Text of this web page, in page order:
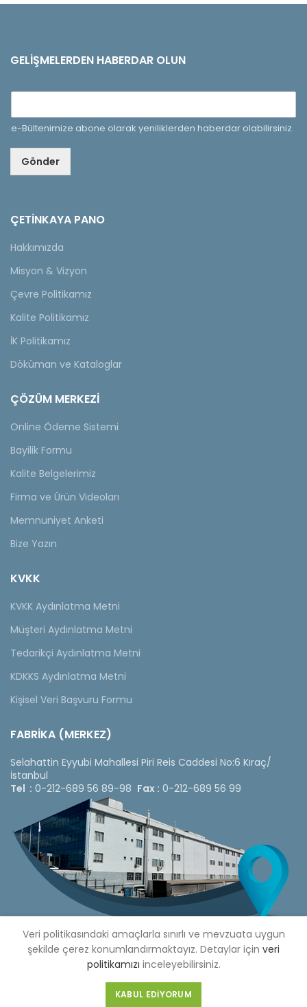
GELIŞMELERDEN HABERDAR OLUN
e-Bültenimize abone olarak yeniliklerden haberdar olabilirsiniz.
Gönder
ÇETINKAYA PANO
Hakkımızda
Misyon & Vizyon
Çevre Politikamız
Kalite Politikamız
İK Politikamız
Döküman ve Kataloglar
ÇÖZÜM MERKEZİ
Online Ödeme Sistemi
Bayilik Formu
Kalite Belgelerimiz
Firma ve Ürün Videoları
Memnuniyet Anketi
Bize Yazın
KVKK
KVKK Aydınlatma Metni
Müşteri Aydınlatma Metni
Tedarikçi Aydınlatma Metni
KDKKS Aydınlatma Metni
Kişisel Veri Başvuru Formu
FABRİKA (MERKEZ)
Selahattin Eyyubi Mahallesi Piri Reis Caddesi No:6 Kıraç/
İstanbul
Tel : 0-212-689 56 89-98 Fax : 0-212-689 56 99
Copyright © 2020 Çetinkaya Pano |Çetinkaya Pano Fiyat
Listesi
Veri politikasındaki amaçlarla sınırlı ve mevzuata uygun
şekilde çerez konumlandırmaktayız. Detaylar için veri
politikamızı inceleyebilirsiniz.
KABUL EDIYORUM